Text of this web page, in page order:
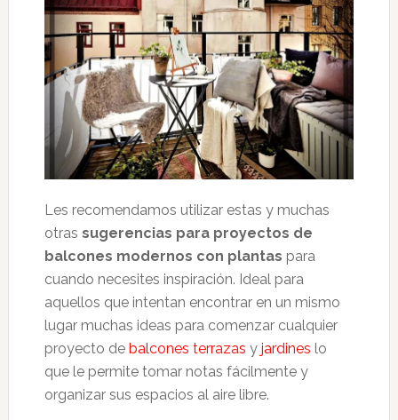
Les recomendamos utilizar estas y muchas
otras sugerencias para proyectos de
balcones modernos con plantas para
cuando necesites inspiración. Ideal para
aquellos que intentan encontrar en un mismo
lugar muchas ideas para comenzar cualquier
proyecto de balcones terrazas y jardines lo
que le permite tomar notas fácilmente y
organizar sus espacios al aire libre.